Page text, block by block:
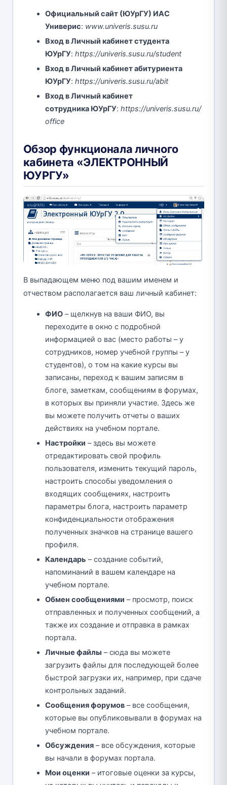
Официальный сайт (ЮУрГУ) ИАС
Универис: www.univeris.susu.ru
Вход в Личный кабинет студента
ЮУрГУ: https://univeris.susu.ru/student
Вход в Личный кабинет абитуриента
ЮУрГУ: https://univeris.susu.ru/abit
Вход в Личный кабинет
сотрудника ЮУрГУ: https://univeris.susu.ru/
office
Обзор функционала личного
кабинета «ЭЛЕКТРОННЫЙ
ЮУРГУ»
В выпадающем меню под вашим именем и
отчеством располагается ваш личный кабинет:
ФИО – щелкнув на ваши ФИО, вы
переходите в окно с подробной
информацией о вас (место работы – у
сотрудников, номер учебной группы – у
студентов), о том на какие курсы вы
записаны, переход к вашим записям в
блоге, заметкам, сообщениям в форумах,
в которых вы приняли участие. Здесь же
вы можете получить отчеты о ваших
действиях на учебном портале.
Настройки – здесь вы можете
отредактировать свой профиль
пользователя, изменить текущий пароль,
настроить способы уведомления о
входящих сообщениях, настроить
параметры блога, настроить параметр
конфиденциальности отображения
полученных значков на странице вашего
профиля.
Календарь – создание событий,
напоминаний в вашем календаре на
учебном портале.
Обмен сообщениями – просмотр, поиск
отправленных и полученных сообщений, а
также их создание и отправка в рамках
портала.
Личные файлы – сюда вы можете
загрузить файлы для последующей более
быстрой загрузки их, например, при сдаче
контрольных заданий.
Сообщения форумов – все сообщения,
которые вы опубликовывали в форумах на
учебном портале.
Обсуждения – все обсуждения, которые
вы начали в форумах портала.
Мои оценки – итоговые оценки за курсы,